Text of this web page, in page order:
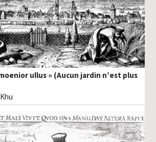
ullus » (Aucun jardin n’est plus